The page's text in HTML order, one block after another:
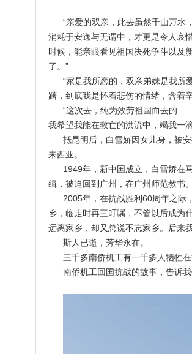
“亲爱的双亲，此去虽然千山万水
消耗于安逸与无谓中，才更是令人哀
时候，能亲眼看见祖国决死争斗以及
了。”
“家是我所恋的，双亲弟妹是我所
躇，到底我是怀着悲伤的情绪，含着
“这次去，纯为效劳祖国而去的……
我希望我能在救亡的洪流中，竭我一
抵昆明后，白雪娇因女儿身，被安
来西亚。
1949年，新中国成立，白雪娇在马
缉，被迫回到广州，在广州师范教书
2005年，在抗战胜利60周年之际
乡，临走时再三叮嘱，不管以后成为
远离家乡，却又总说不忘家乡。后来
斯人已逝，芳华永在。
三千多南侨机工有一千多人牺牲在
南侨机工回国抗战的故事，告诉我